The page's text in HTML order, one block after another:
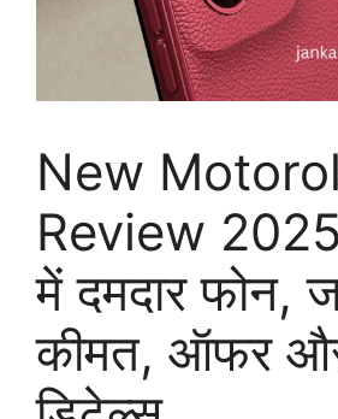
New
Review
में दमदार फोन,
कीमत, ऑफर